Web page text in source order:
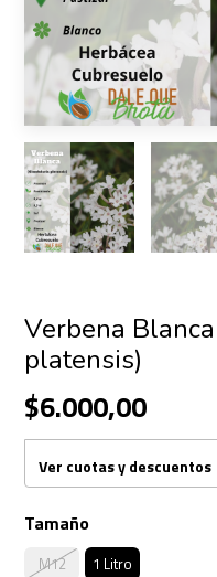
Verbena
platensis)
$6.000,00
Ver cuotas y descuentos
Tamaño
M12 1 Litro